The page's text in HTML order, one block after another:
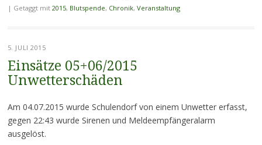
| Getaggt mit 2015, Blutspende, Chronik, Veranstaltung
5. JULI 2015
Einsätze 05+06/2015
Unwetterschäden
Am 04.07.2015 wurde Schulendorf von einem Unwetter erfasst,
gegen 22:43 wurde Sirenen und Meldeempfängeralarm
ausgelöst.